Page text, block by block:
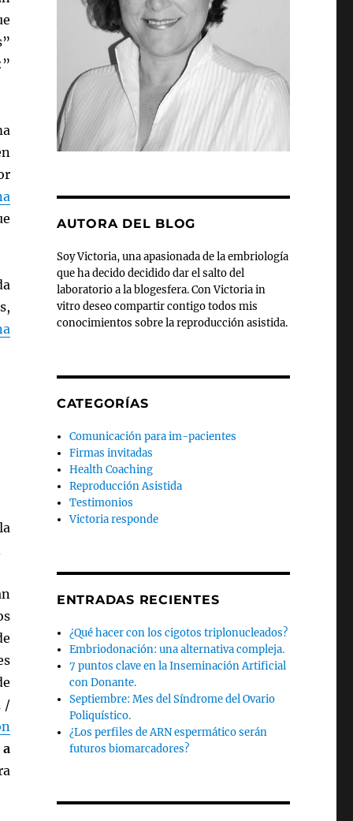
/
AUTORA DEL BLOG
Soy Victoria, una apasionada de la embriología
que ha decido decidido dar el salto del
laboratorio a la blogesfera. Con Victoria in
vitro deseo compartir contigo todos mis
conocimientos sobre la reproducción asistida.
CATEGORÍAS
Comunicación para im-pacientes
Firmas invitadas
Health Coaching
Reproducción Asistida
Testimonios
Victoria responde
ENTRADAS RECIENTES
¿Qué hacer con los cigotos triplonucleados?
Embriodonación: una alternativa compleja.
7 puntos clave en la Inseminación Artificial
con Donante.
Septiembre: Mes del Síndrome del Ovario
Poliquístico.
¿Los perfiles de ARN espermático serán
futuros biomarcadores?